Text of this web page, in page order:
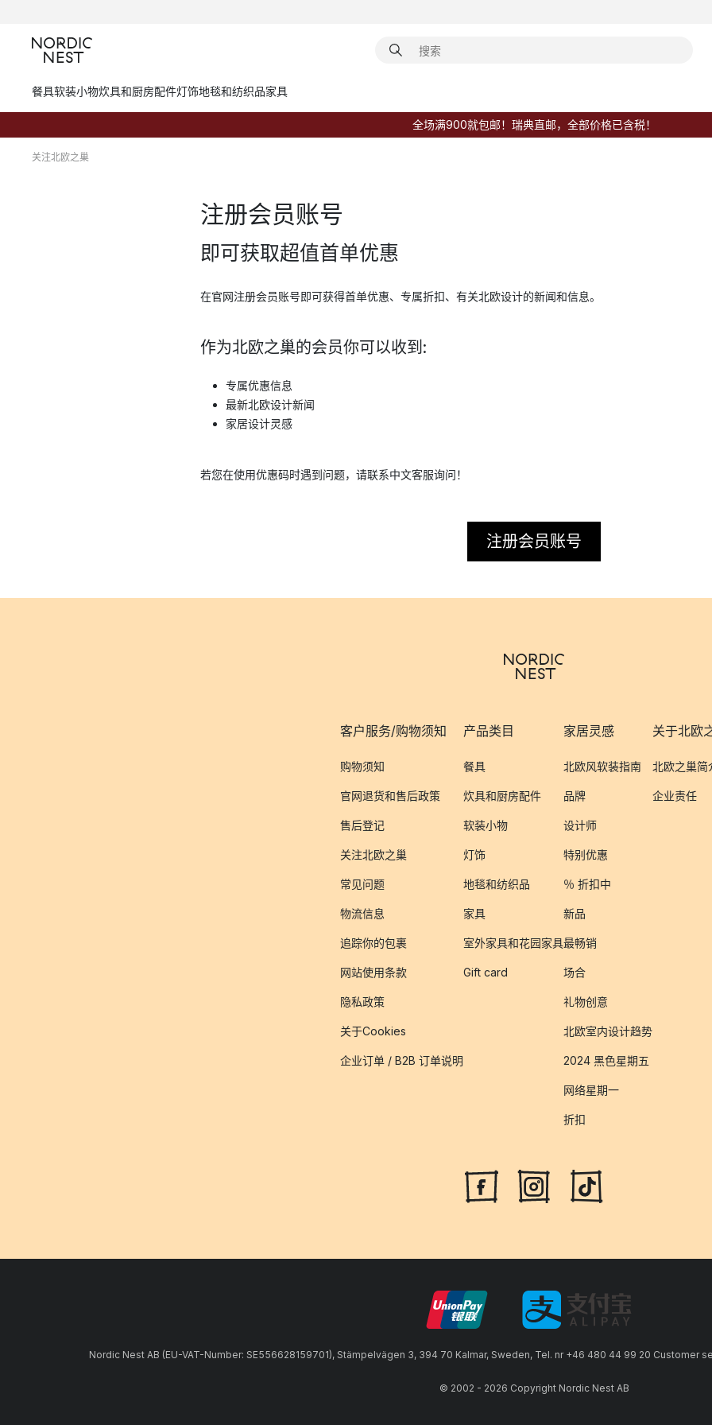
餐具软装小物炊具和厨房配件灯饰地毯和纺织品家具
全场满900就包邮！瑞典直邮，全部价格已含税！
关注北欧之巢
注册会员账号
即可获取超值首单优惠
在官网注册会员账号即可获得首单优惠、专属折扣、有关北欧设计的新闻和信息。
作为北欧之巢的会员你可以收到:
专属优惠信息
最新北欧设计新闻
家居设计灵感
若您在使用优惠码时遇到问题，请联系中文客服询问！
注册会员账号
客户服务/购物须知
购物须知
官网退货和售后政策
售后登记
关注北欧之巢
常见问题
物流信息
追踪你的包裹
网站使用条款
隐私政策
关于Cookies
企业订单 / B2B 订单说明
产品类目
餐具
炊具和厨房配件
软装小物
灯饰
地毯和纺织品
家具
室外家具和花园家具
Gift card
家居灵感
北欧风软装指南
品牌
设计师
特别优惠
％ 折扣中
新品
最畅销
场合
礼物创意
北欧室内设计趋势
2024 黑色星期五
网络星期一
折扣
关于北欧
北欧之巢简
企业责任
Nordic Nest AB (EU-VAT-Number: SE556628159701), Stämpelvägen 3, 394 70 Kalmar, Sweden, Tel. nr +46 480 44 99 20 Customer
© 2002 - 2026 Copyright Nordic Nest AB